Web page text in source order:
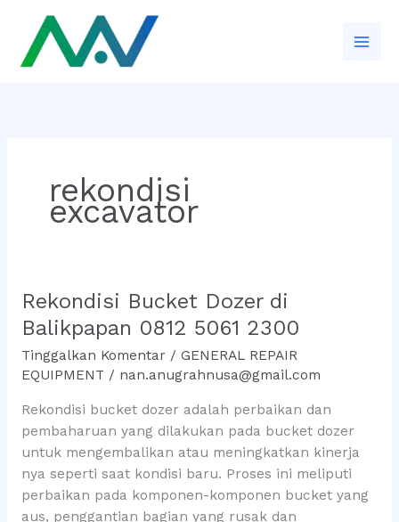
konten
rekondisi
excavator
Rekondisi Bucket Dozer di
Balikpapan 0812 5061 2300
Tinggalkan Komentar / GENERAL REPAIR
EQUIPMENT / nan.anugrahnusa@gmail.com
Rekondisi bucket dozer adalah perbaikan dan
pembaharuan yang dilakukan pada bucket dozer
untuk mengembalikan atau meningkatkan kinerja
nya seperti saat kondisi baru. Proses ini meliputi
perbaikan pada komponen-komponen bucket yang
aus, penggantian bagian yang rusak dan
Rekondisi
Bucket
Dozer
di
Balikpapan
0812
5061
2300